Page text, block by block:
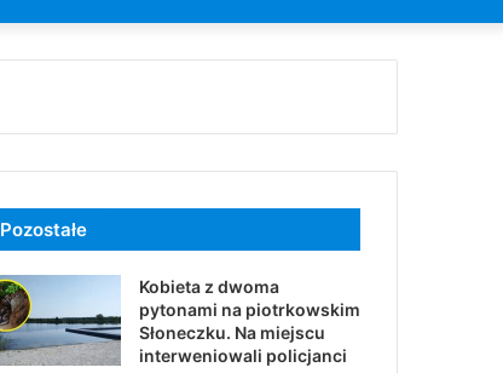
Pozostałe
Kobieta z dwoma
pytonami na piotrkowskim
Słoneczku. Na miejscu
interweniowali policjanci